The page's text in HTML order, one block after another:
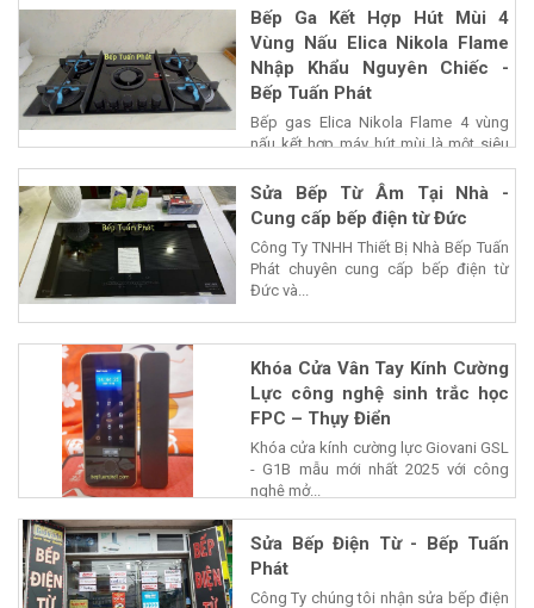
Bếp Ga Kết Hợp Hút Mùi 4
Vùng Nấu Elica Nikola Flame
Nhập Khẩu Nguyên Chiếc -
Bếp Tuấn Phát
Bếp gas Elica Nikola Flame 4 vùng
nấu kết hợp máy hút mùi là một siêu
phẩm của...
Sửa Bếp Từ Âm Tại Nhà -
Cung cấp bếp điện từ Đức
Công Ty TNHH Thiết Bị Nhà Bếp Tuấn
Phát chuyên cung cấp bếp điện từ
Đức và...
Khóa Cửa Vân Tay Kính Cường
Lực công nghệ sinh trắc học
FPC – Thụy Điển
Khóa cửa kính cường lực Giovani GSL
- G1B mẫu mới nhất 2025 với công
nghệ mở...
Sửa Bếp Điện Từ - Bếp Tuấn
Phát
Công Ty chúng tôi nhận sửa bếp điện